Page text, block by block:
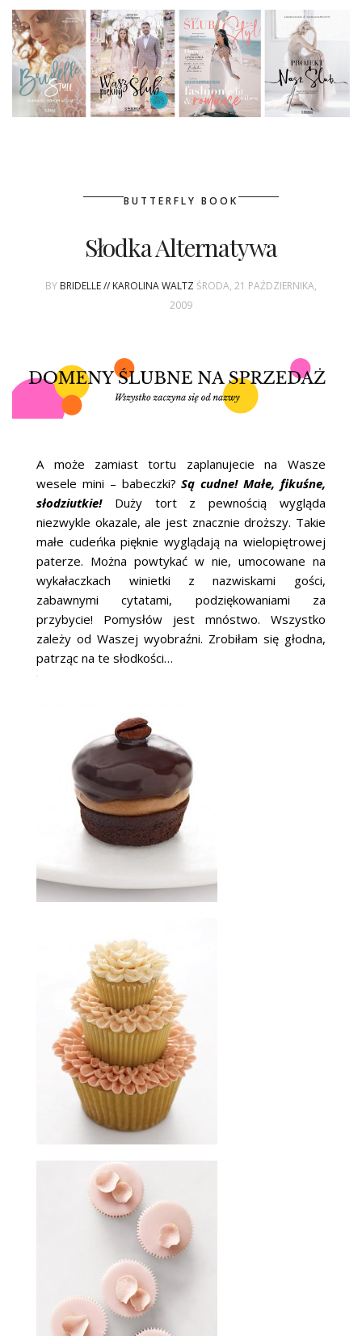
BUTTERFLY BOOK
Słodka Alternatywa
BY BRIDELLE // KAROLINA WALTZ ŚRODA, 21 PAŹDZIERNIKA,
2009
A może zamiast tortu zaplanujecie na Wasze
wesele mini – babeczki?Są cudne! Małe, fikuśne,
słodziutkie!Duży tort z pewnością wygląda
niezwykle okazale, ale jest znacznie droższy. Takie
małe cudeńka pięknie wyglądają na wielopiętrowej
paterze. Można powtykać w nie, umocowane na
wykałaczkach winietki z nazwiskami gości,
zabawnymi cytatami, podziękowaniami za
przybycie! Pomysłów jest mnóstwo. Wszystko
zależy od Waszej wyobraźni. Zrobiłam się głodna,
patrząc na te słodkości…